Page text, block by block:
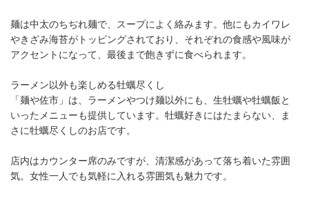
麺は中太のちぢれ麺で、スープによく絡みます。他にもカイワレ
やきざみ海苔がトッピングされており、それぞれの食感や風味が
アクセントになって、最後まで飽きずに食べられます。
ラーメン以外も楽しめる牡蠣尽くし
「麺や佐市」は、ラーメンやつけ麺以外にも、生牡蠣や牡蠣飯と
いったメニューも提供しています。牡蠣好きにはたまらない、ま
さに牡蠣尽くしのお店です。
店内はカウンター席のみですが、清潔感があって落ち着いた雰囲
気。女性一人でも気軽に入れる雰囲気も魅力です。